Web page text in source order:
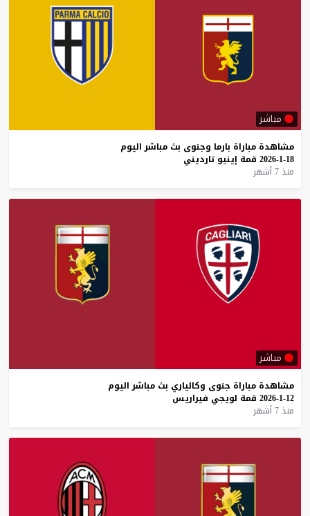
مباشر
مشاهدة مباراة بارما وجنوى بث مباشر اليوم
18-1-2026
قمة إينيو تارديني
منذ 7 أشهر
مباشر
مشاهدة مباراة جنوى وكالياري بث مباشر اليوم
12-1-2026
قمة لويجي فيراريس
منذ 7 أشهر